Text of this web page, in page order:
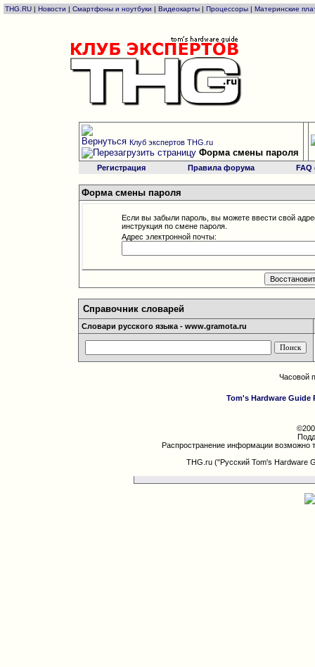
THG.RU | Новости | Смартфоны и ноутбуки | Видеокарты | Процессоры | Материнские
Клуб экспертов THG.ru
Форма смены пароля
Регистрация Правила форума
Форма смены пароля
Если вы забыли пароль, вы можете ввести свой
инструкция по смене пароля.
Адрес электронной почты:
Справочник словарей
Словари русского языка - www.gramota.ru
Часовой
Tom's Hardware Guide
Распространение информации возможно
THG.ru ("Русский Tom's Hardware